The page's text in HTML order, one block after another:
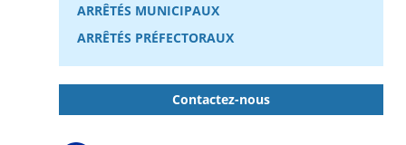
ARRÊTÉS MUNICIPAUX
ARRÊTÉS PRÉFECTORAUX
Contactez-nous